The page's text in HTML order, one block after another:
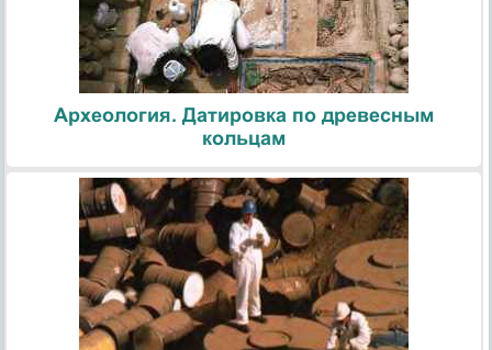
Археология. Датировка по древесным
кольцам